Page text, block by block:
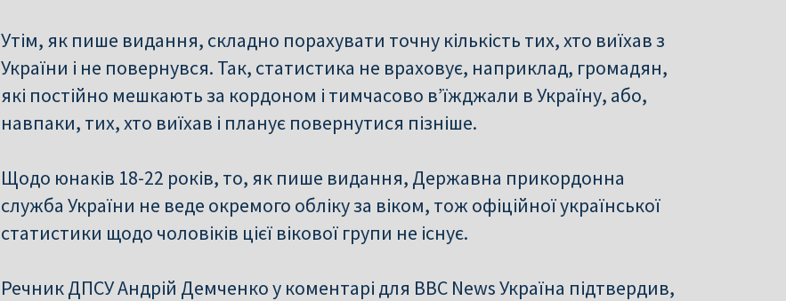
Утім, як пише видання, складно порахувати точну кількість тих, хто виїхав з
України і не повернувся. Так, статистика не враховує, наприклад, громадян,
які постійно мешкають за кордоном і тимчасово в’їжджали в Україну, або,
навпаки, тих, хто виїхав і планує повернутися пізніше.
Щодо юнаків 18-22 років, то, як пише видання, Державна прикордонна
служба України не веде окремого обліку за віком, тож офіційної української
статистики щодо чоловіків цієї вікової групи не існує.
Речник ДПСУ Андрій Демченко у коментарі для BBC News Україна підтвердив,